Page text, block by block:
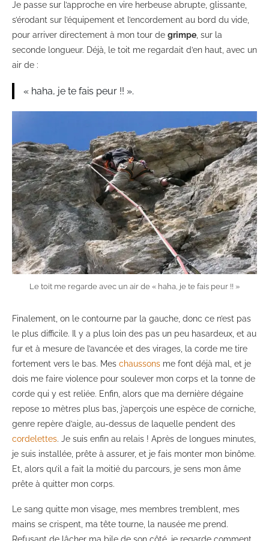
Je passe sur l’approche en vire herbeuse abrupte, glissante,
s’érodant sur l’équipement et l’encordement au bord du vide,
pour arriver directement à mon tour de grimpe, sur la
seconde longueur. Déjà, le toit me regardait d’en haut, avec un
air de :
« haha, je te fais peur !! ».
Le toit me regarde avec un air de « haha, je te fais peur !! »
Finalement, on le contourne par la gauche, donc ce n’est pas
le plus difficile. Il y a plus loin des pas un peu hasardeux, et au
fur et à mesure de l’avancée et des virages, la corde me tire
fortement vers le bas. Mes chaussons me font déjà mal, et je
dois me faire violence pour soulever mon corps et la tonne de
corde qui y est reliée. Enfin, alors que ma dernière dégaine
repose 10 mètres plus bas, j’aperçois une espèce de corniche,
genre repère d’aigle, au-dessus de laquelle pendent des
cordelettes. Je suis enfin au relais ! Après de longues minutes,
je suis installée, prête à assurer, et je fais monter mon binôme.
Et, alors qu’il a fait la moitié du parcours, je sens mon âme
prête à quitter mon corps.
Le sang quitte mon visage, mes membres tremblent, mes
mains se crispent, ma tête tourne, la nausée me prend.
Refusant de lâcher ma bile de son côté, je regarde comment